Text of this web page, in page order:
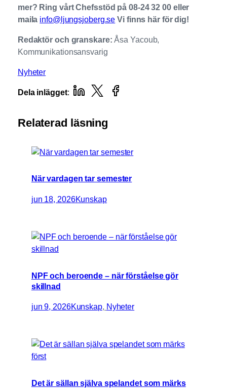
mer? Ring vårt Chefsstöd på 08-24 32 00 eller
maila info@ljungsjoberg.se Vi finns här för dig!
Redaktör och granskare: Åsa Yacoub,
Kommunikationsansvarig
Nyheter
Dela inlägget:
Relaterad läsning
När vardagen tar semester
jun 18, 2026Kunskap
NPF och beroende – när förståelse gör
skillnad
jun 9, 2026Kunskap, Nyheter
Det är sällan själva spelandet som märks